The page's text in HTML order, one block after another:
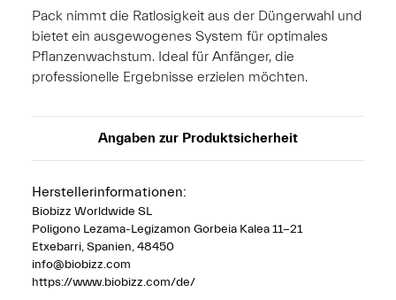
Pack nimmt die Ratlosigkeit aus der Düngerwahl und
bietet ein ausgewogenes System für optimales
Pflanzenwachstum. Ideal für Anfänger, die
professionelle Ergebnisse erzielen möchten.
Angaben zur Produktsicherheit
Herstellerinformationen:
Biobizz Worldwide SL
Poligono Lezama-Legizamon Gorbeia Kalea 11-21
Etxebarri, Spanien, 48450
info@biobizz.com
https://www.biobizz.com/de/